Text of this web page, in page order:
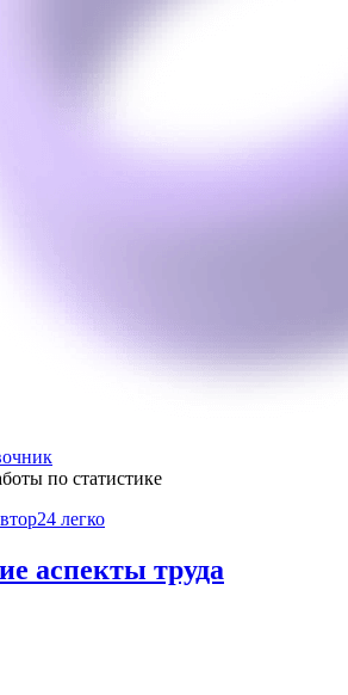
по статистике
аспекты труда